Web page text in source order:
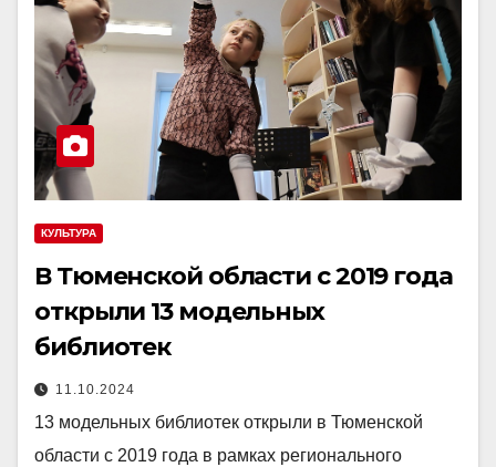
КУЛЬТУРА
В Тюменской области с 2019 года
открыли 13 модельных
библиотек
11.10.2024
13 модельных библиотек открыли в Тюменской
области с 2019 года в рамках регионального